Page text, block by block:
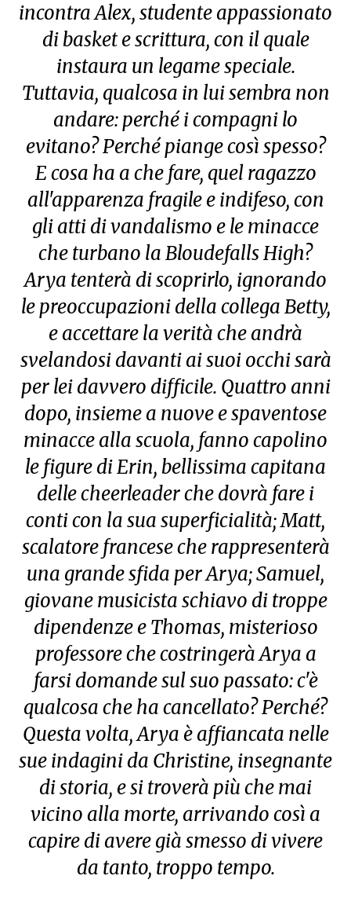
incontra Alex, studente appassionato
di basket e scrittura, con il quale
instaura un legame speciale.
Tuttavia, qualcosa in lui sembra non
andare: perché i compagni lo
evitano? Perché piange così spesso?
E cosa ha a che fare, quel ragazzo
all'apparenza fragile e indifeso, con
gli atti di vandalismo e le minacce
che turbano la Bloudefalls High?
Arya tenterà di scoprirlo, ignorando
le preoccupazioni della collega Betty,
e accettare la verità che andrà
svelandosi davanti ai suoi occhi sarà
per lei davvero difficile. Quattro anni
dopo, insieme a nuove e spaventose
minacce alla scuola, fanno capolino
le figure di Erin, bellissima capitana
delle cheerleader che dovrà fare i
conti con la sua superficialità; Matt,
scalatore francese che rappresenterà
una grande sfida per Arya; Samuel,
giovane musicista schiavo di troppe
dipendenze e Thomas, misterioso
professore che costringerà Arya a
farsi domande sul suo passato: c'è
qualcosa che ha cancellato? Perché?
Questa volta, Arya è affiancata nelle
sue indagini da Christine, insegnante
di storia, e si troverà più che mai
vicino alla morte, arrivando così a
capire di avere già smesso di vivere
da tanto, troppo tempo.